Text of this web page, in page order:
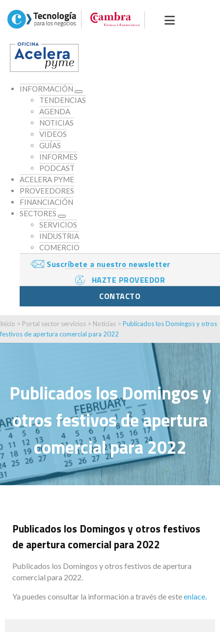
INFORMACIÓN
TENDENCIAS
AGENDA
NOTICIAS
VIDEOS
GUÍAS
INFORMES
PODCAST
ACELERA PYME
PROVEEDORES
FINANCIACIÓN
SECTORES
SERVICIOS
INDUSTRIA
COMERCIO
Suscríbete a nuestro newsletter
HAZTE PROVEEDOR
CONTACTO
Inicio > Portal sector servicios > Noticias > Publicados los Domingos y otros
festivos de apertura comercial para 2022
Publicados los Domingos y
otros festivos de apertura
comercial para 2022
Publicados los Domingos y otros festivos
de apertura comercial para 2022
Publicados los Domingos y otros festivos de apertura
comercial para 2022.
Ya puedes consultar la información a través de esteenlace.